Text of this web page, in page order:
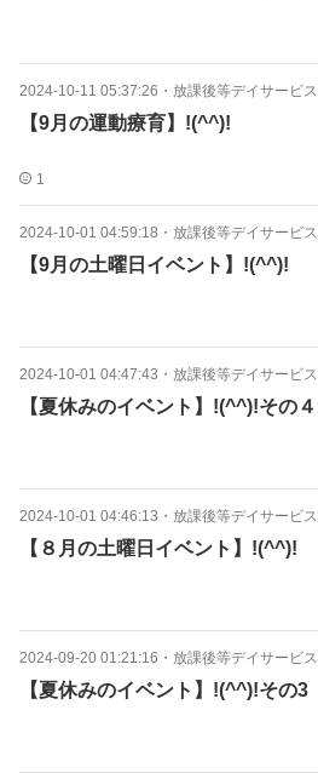
2024-10-11 05:37:26 ・ 放課後等デイサービス
【9月の運動療育】!(^^)!
1
2024-10-01 04:59:18 ・ 放課後等デイサービス
【9月の土曜日イベント】!(^^)!
2024-10-01 04:47:43 ・ 放課後等デイサービス
【夏休みのイベント】!(^^)!その４
2024-10-01 04:46:13 ・ 放課後等デイサービス
【８月の土曜日イベント】!(^^)!
2024-09-20 01:21:16 ・ 放課後等デイサービス
【夏休みのイベント】!(^^)!その3